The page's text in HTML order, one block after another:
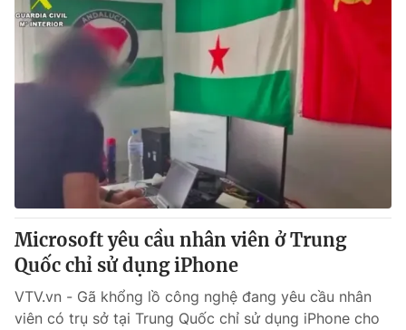
Microsoft yêu cầu nhân viên ở Trung
Quốc chỉ sử dụng iPhone
VTV.vn - Gã khổng lồ công nghệ đang yêu cầu nhân
viên có trụ sở tại Trung Quốc chỉ sử dụng iPhone cho